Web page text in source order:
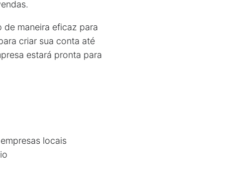
maneira eficaz para
criar sua conta até
estará pronta para
locais